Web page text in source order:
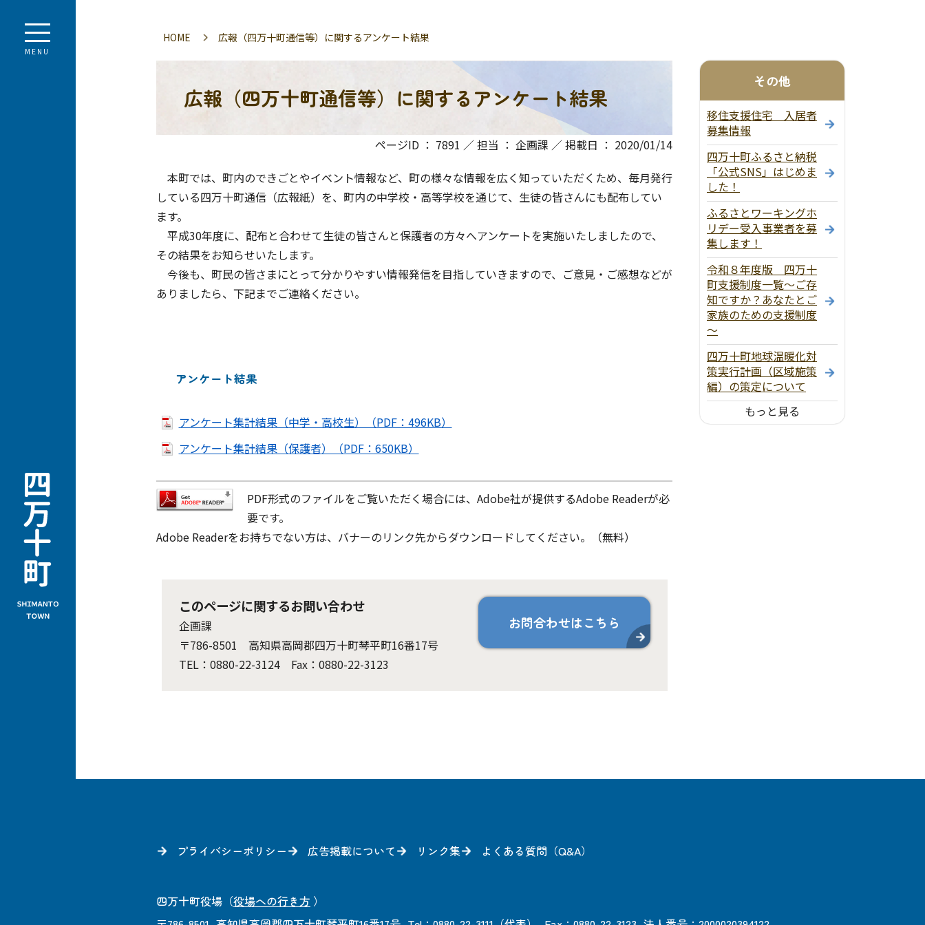
MENU
HOME 広報（四万十町通信等）に関するアンケート結果
広報（四万十町通信等）に関するアンケート結果
ページID ： 7891 ／ 担当 ： 企画課 ／ 掲載日 ： 2020/01/14
本町では、町内のできごとやイベント情報など、町の様々な情報を広く知っていただくため、毎月発行
している四万十町通信（広報紙）を、町内の中学校・高等学校を通じて、生徒の皆さんにも配布してい
ます。
平成30年度に、配布と合わせて生徒の皆さんと保護者の方々へアンケートを実施いたしましたので、
その結果をお知らせいたします。
今後も、町民の皆さまにとって分かりやすい情報発信を目指していきますので、ご意見・ご感想などが
ありましたら、下記までご連絡ください。
アンケート結果
アンケート集計結果（中学・高校生）（PDF：496KB）
アンケート集計結果（保護者）（PDF：650KB）
PDF形式のファイルをご覧いただく場合には、Adobe社が提供するAdobe Readerが必
要です。
Adobe Readerをお持ちでない方は、バナーのリンク先からダウンロードしてください。（無料）
このページに関するお問い合わせ
企画課
〒786-8501 高知県高岡郡四万十町琴平町16番17号
TEL：0880-22-3124 Fax：0880-22-3123
お問合わせはこちら
その他
移住支援住宅 入居者
募集情報
四万十町ふるさと納税
「公式SNS」はじめま
した！
ふるさとワーキングホ
リデー受入事業者を募
集します！
令和８年度版 四万十
町支援制度一覧～ご存
知ですか？あなたとご
家族のための支援制度
～
四万十町地球温暖化対
策実行計画（区域施策
編）の策定について
もっと見る
プライバシーポリシー 広告掲載について リンク集 よくある質問（Q&A）
四万十町役場 （役場への行き方 ）